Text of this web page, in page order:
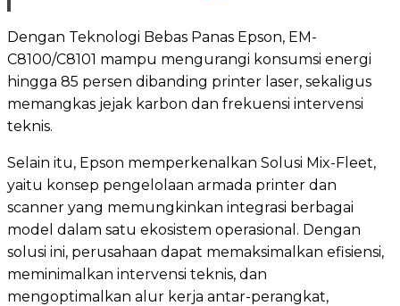
Dengan Teknologi Bebas Panas Epson, EM-
C8100/C8101 mampu mengurangi konsumsi energi
hingga 85 persen dibanding printer laser, sekaligus
memangkas jejak karbon dan frekuensi intervensi
teknis.
Selain itu, Epson memperkenalkan Solusi Mix-Fleet,
yaitu konsep pengelolaan armada printer dan
scanner yang memungkinkan integrasi berbagai
model dalam satu ekosistem operasional. Dengan
solusi ini, perusahaan dapat memaksimalkan efisiensi,
meminimalkan intervensi teknis, dan
mengoptimalkan alur kerja antar-perangkat,